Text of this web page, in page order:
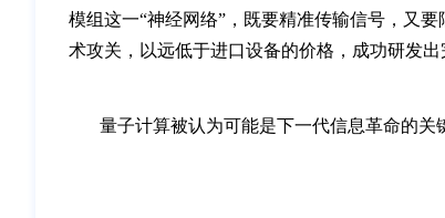
模组这一“神经网络”，既要精准传输信号，又
术攻关，以远低于进口设备的价格，成功研发
量子计算被认为可能是下一代信息革命的关